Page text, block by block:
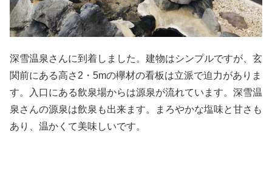
深雪温泉さんに到着しました。建物はシンプルですが、玄
関前にある高さ 2 ・ 5mの欅材の看板は立派で迫力がありま
す。入口にある飲泉場からは源泉が流れています。深雪温
泉さんの源泉は飲泉も出来ます。まろやかな塩味と甘さも
あり、温かくて美味しいです。